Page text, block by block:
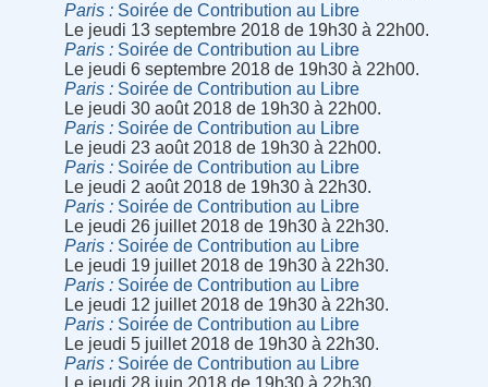
Paris
Soirée de Contribution au Libre
Le jeudi 13 septembre 2018 de 19h30 à 22h00.
Paris
Soirée de Contribution au Libre
Le jeudi 6 septembre 2018 de 19h30 à 22h00.
Paris
Soirée de Contribution au Libre
Le jeudi 30 août 2018 de 19h30 à 22h00.
Paris
Soirée de Contribution au Libre
Le jeudi 23 août 2018 de 19h30 à 22h00.
Paris
Soirée de Contribution au Libre
Le jeudi 2 août 2018 de 19h30 à 22h30.
Paris
Soirée de Contribution au Libre
Le jeudi 26 juillet 2018 de 19h30 à 22h30.
Paris
Soirée de Contribution au Libre
Le jeudi 19 juillet 2018 de 19h30 à 22h30.
Paris
Soirée de Contribution au Libre
Le jeudi 12 juillet 2018 de 19h30 à 22h30.
Paris
Soirée de Contribution au Libre
Le jeudi 5 juillet 2018 de 19h30 à 22h30.
Paris
Soirée de Contribution au Libre